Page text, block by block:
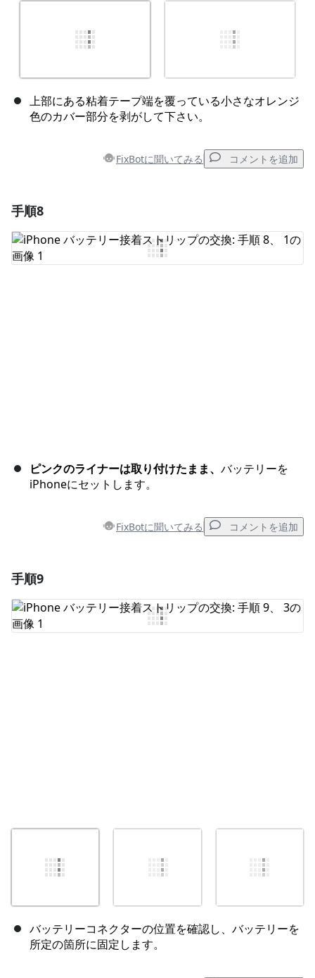
上部にある粘着テープ端を覆っている小さなオレンジ
色のカバー部分を剥がして下さい。
FixBotに聞いてみる コメントを追加
コメントを追加
手順8
ピンクのライナーは取り付けたまま、 バッテリーを
iPhoneにセットします。
FixBotに聞いてみる コメントを追加
コメントを追加
手順9
バッテリーコネクターの位置を確認し、バッテリーを
所定の箇所に固定します。